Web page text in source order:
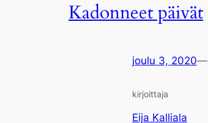
Kadonneet päivät
joulu 3, 2020—
kirjoittaja
Eija Kalliala